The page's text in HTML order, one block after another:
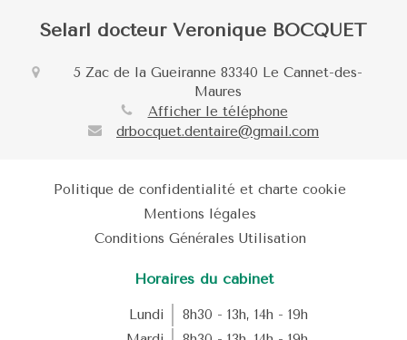
Selarl docteur Veronique BOCQUET
5 Zac de la Gueiranne 83340 Le Cannet-des-
Maures
Afficher le téléphone
drbocquet.dentaire@gmail.com
Politique de confidentialité et charte cookie
Mentions légales
Conditions Générales Utilisation
Horaires du cabinet
Lundi 8h30 - 13h, 14h - 19h